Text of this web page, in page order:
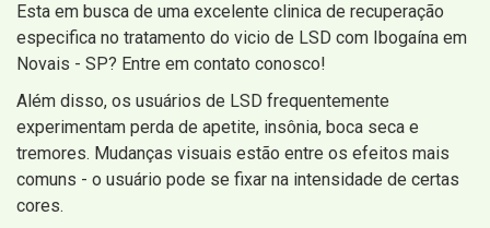
Esta em busca de uma excelente clinica de recuperação
especifica no tratamento do vicio de LSD com Ibogaína em
Novais - SP? Entre em contato conosco!
Além disso, os usuários de LSD frequentemente
experimentam perda de apetite, insônia, boca seca e
tremores. Mudanças visuais estão entre os efeitos mais
comuns - o usuário pode se fixar na intensidade de certas
cores.